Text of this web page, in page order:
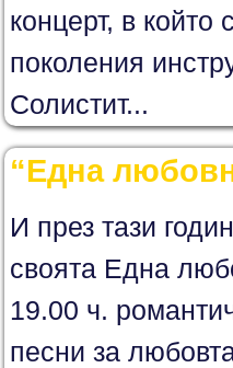
концерт, в
поколения
Солистит...
“Една
И през тази
своята Една
19.00 ч.
песни за